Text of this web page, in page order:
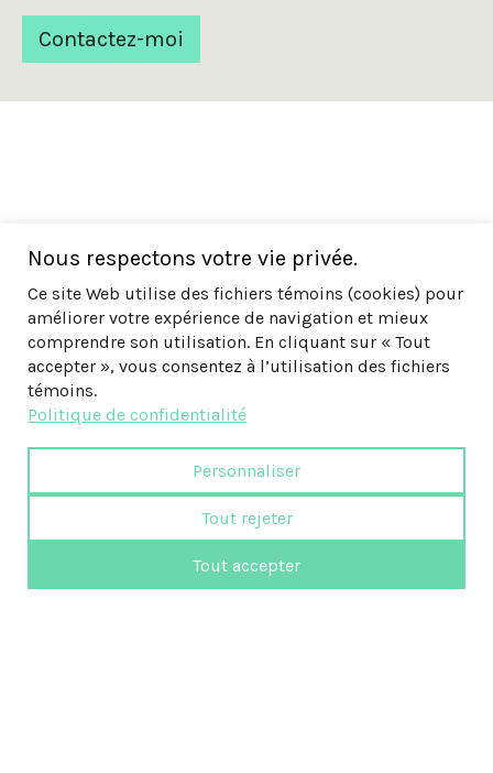
Nous respectons votre vie privée.
Ce site Web utilise des fichiers témoins (cookies) pour
améliorer votre expérience de navigation et mieux
comprendre son utilisation. En cliquant sur « Tout
accepter », vous consentez à l’utilisation des fichiers
témoins.
Politique de confidentialité
Personnaliser
Tout rejeter
Tout accepter